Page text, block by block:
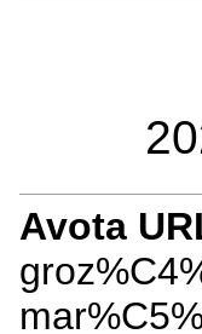
Avota